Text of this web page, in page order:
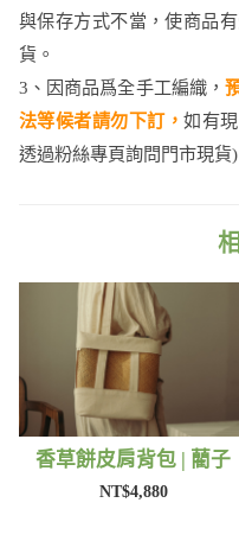
與保存方式不當，使商品
貨。
3、因商品爲全手工編織，
法等候者請勿下訂，如有
透過粉絲專頁詢問門市現貨)
香草餅皮肩背包 | 藺子
NT$4,880